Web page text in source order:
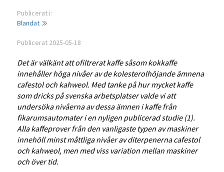
Publicerat i:
Blandat
Publicerat 2025-05-18
Det är välkänt att ofiltrerat kaffe såsom kokkaffe
innehåller höga nivåer av de kolesterolhöjande ämnena
cafestol och kahweol. Med tanke på hur mycket kaffe
som dricks på svenska arbetsplatser valde vi att
undersöka nivåerna av dessa ämnen i kaffe från
fikarumsautomater i en nyligen publicerad studie (1).
Alla kaffeprover från den vanligaste typen av maskiner
innehöll minst måttliga nivåer av diterpenerna cafestol
och kahweol, men med viss variation mellan maskiner
och över tid.